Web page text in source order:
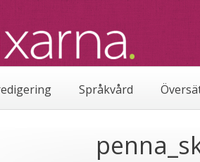
Språkvård